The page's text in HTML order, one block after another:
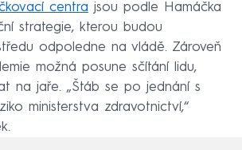
centra jsou podle Hamáčka
strategie, kterou budou
odpoledne na vládě. Zároveň
možná posune sčítání lidu,
na jaře. „Štáb se po jednání s
ministerstva zdravotnictví,“